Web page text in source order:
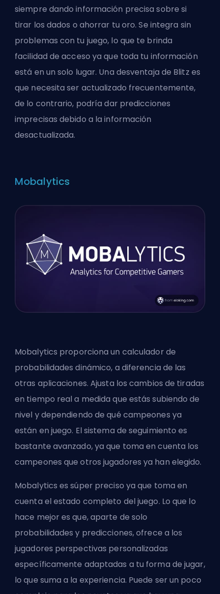
siempre dando información precisa sobre si
tirar los dados o ahorrar tu oro. Se integra sin
problemas con tu juego, lo que te brinda
facilidad de acceso ya que toda tu información
está en un solo lugar. Una desventaja de Blitz es
que necesita ser actualizado frecuentemente,
de lo contrario, podría dar predicciones
imprecisas debido a la información
desactualizada.
Mobalytics
Mobalytics proporciona un calculador de
probabilidades dinámico, a diferencia de las
otras aplicaciones. Ajusta los cambios de tiradas
en tiempo real a medida que estás subiendo de
nivel y dependiendo de qué campeones ya
están en juego. El sistema de seguimiento es
bastante avanzado, ya que toma en cuenta los
campeones que otros jugadores ya han elegido.
Mobalytics es súper preciso ya que toma en
cuenta el estado completo del juego. Lo que lo
hace mejor es que, aparte de solo
probabilidades y predicciones, ofrece a los
jugadores perspectivas personalizadas
específicamente adaptadas a tu forma de jugar,
lo que suma a la experiencia. Puede ser un poco